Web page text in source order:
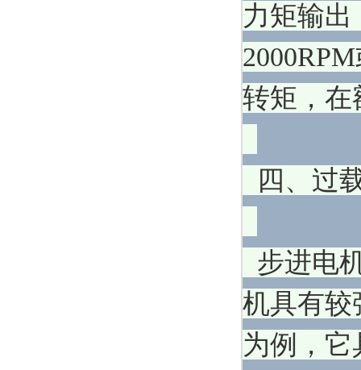
力矩输
转矩，
四、过
步进电
机具有较
为例，